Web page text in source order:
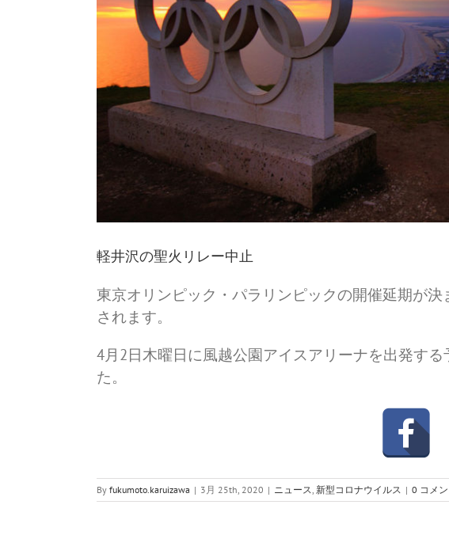
軽井沢の聖火リレー中止
東京オリンピック・パラリンピックの開催延期が
されます。
4月2日木曜日に風越公園アイスアリーナを出発す
た。
By fukumoto.karuizawa | 3月 25th, 2020 | ニュース 新型コロナウイルス | 0 コメン